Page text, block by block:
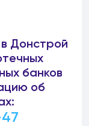
Донстрой
банков
об